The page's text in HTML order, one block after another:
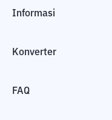
Informasi
Konverter
FAQ